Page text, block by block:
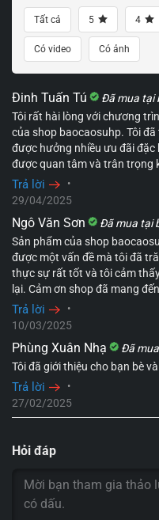
Tất cả 5 4
Có video Có ảnh
Đinh Tuấn Tú Đã mua tại
Tôi rất hài lòng với chương
của shop baocaosuhp. Tôi
được hưởng nhiều ưu đãi đặc
được quan tâm và trân trọng
Trả lời •
29/04/2025
Ngô Văn Sơn Đã mua tại
Sản phẩm của shop
được một vấn đề mà tôi đã
thực sự rất tốt và tôi cảm
lại. Cảm ơn shop đã mang
Trả lời •
10/03/2025
Phùng Xuân Nhạ Đã
Tôi đã giới thiệu cho bạn bè
Trả lời •
27/02/2025
Hỏi đáp